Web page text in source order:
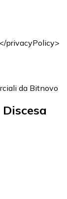
privacyPolicy>
da Bitnovo